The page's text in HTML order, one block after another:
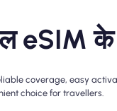
eSIM के
coverage, easy
choice for travellers.